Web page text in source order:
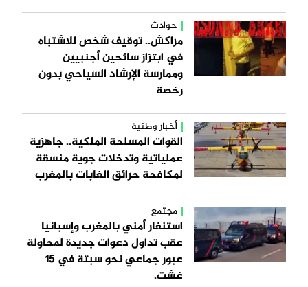
حوادث
مراكش.. توقيف شخص للاشتباه
في ابتزاز سائحين أجنبيين
وممارسة الإرشاد السياحي بدون
رخصة
أخبار وطنية
القوات المسلحة الملكية.. جاهزية
عملياتية وتدخلات جوية منسقة
لمكافحة حرائق الغابات بالمغرب
مجتمع
استنفار أمني بالمغرب وإسبانيا
عقب تداول دعوات جديدة لمحاولة
عبور جماعي نحو سبتة في 15
غشت.